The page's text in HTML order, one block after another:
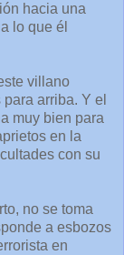
hacia una
lo que él
villano
arriba. Y el
muy bien para
en la
con su
no se toma
a esbozos
en